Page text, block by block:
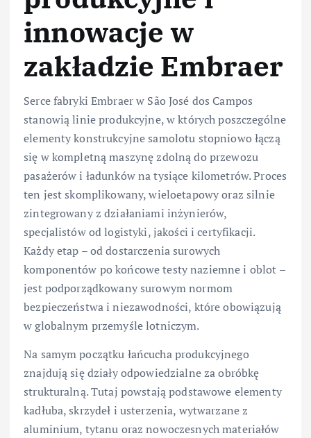
innowacje w
zakładzie Embraer
Serce fabryki Embraer w São José dos Campos
stanowią linie produkcyjne, w których poszczególne
elementy konstrukcyjne samolotu stopniowo łączą
się w kompletną maszynę zdolną do przewozu
pasażerów i ładunków na tysiące kilometrów. Proces
ten jest skomplikowany, wieloetapowy oraz silnie
zintegrowany z działaniami inżynierów,
specjalistów od logistyki, jakości i certyfikacji.
Każdy etap – od dostarczenia surowych
komponentów po końcowe testy naziemne i oblot –
jest podporządkowany surowym normom
bezpieczeństwa i niezawodności, które obowiązują
w globalnym przemyśle lotniczym.
Na samym początku łańcucha produkcyjnego
znajdują się działy odpowiedzialne za obróbkę
strukturalną. Tutaj powstają podstawowe elementy
kadłuba, skrzydeł i usterzenia, wytwarzane z
aluminium, tytanu oraz nowoczesnych materiałów